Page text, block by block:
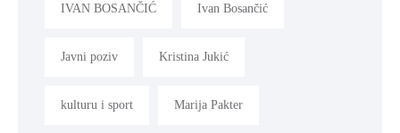
IVAN BOSANČIĆ Ivan Bosančić
Javni poziv Kristina Jukić
kulturu i sport Marija Pakter